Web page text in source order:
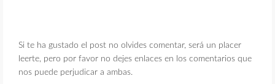
Si te ha gustado el post no olvides comentar, será un placer
leerte, pero por favor no dejes enlaces en los comentarios que
nos puede perjudicar a ambas.